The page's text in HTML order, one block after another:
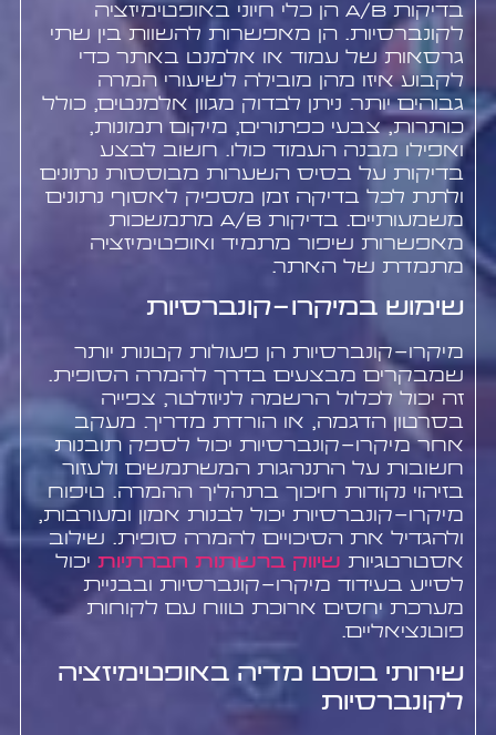
בדיקות A/B הן כלי חיוני באופטימיזציה
לקונברסיות. הן מאפשרות להשוות בין שתי
גרסאות של עמוד או אלמנט באתר כדי
לקבוע איזו מהן מובילה לשיעורי המרה
גבוהים יותר. ניתן לבדוק מגוון אלמנטים, כולל
כותרות, צבעי כפתורים, מיקום תמונות,
ואפילו מבנה העמוד כולו. חשוב לבצע
בדיקות על בסיס השערות מבוססות נתונים
ולתת לכל בדיקה זמן מספיק לאסוף נתונים
משמעותיים. בדיקות A/B מתמשכות
מאפשרות שיפור מתמיד ואופטימיזציה
מתמדת של האתר.
שימוש במיקרו-קונברסיות
מיקרו-קונברסיות הן פעולות קטנות יותר
שמבקרים מבצעים בדרך להמרה הסופית.
זה יכול לכלול הרשמה לניוזלטר, צפייה
בסרטון הדגמה, או הורדת מדריך. מעקב
אחר מיקרו-קונברסיות יכול לספק תובנות
חשובות על התנהגות המשתמשים ולעזור
בזיהוי נקודות חיכוך בתהליך ההמרה. טיפוח
מיקרו-קונברסיות יכול לבנות אמון ומעורבות,
ולהגדיל את הסיכויים להמרה סופית. שילוב
אסטרטגיות שיווק ברשתות חברתיותיכול
לסייע בעידוד מיקרו-קונברסיות ובבניית
מערכת יחסים ארוכת טווח עם לקוחות
פוטנציאליים.
שירותי בוסט מדיה באופטימיזציה
לקונברסיות